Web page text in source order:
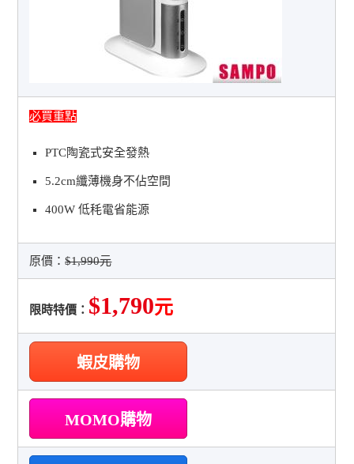
必買重點
PTC陶瓷式安全發熱
5.2cm纖薄機身不佔空間
400W 低秏電省能源
原價：$1,990元
限時特價： $1,790元
蝦皮購物
MOMO購物